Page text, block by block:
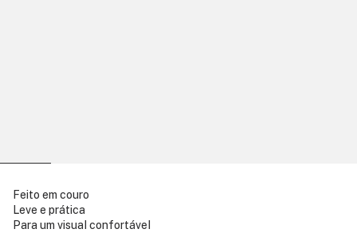
Feito em couro
Leve e prática
Para um visual confortável